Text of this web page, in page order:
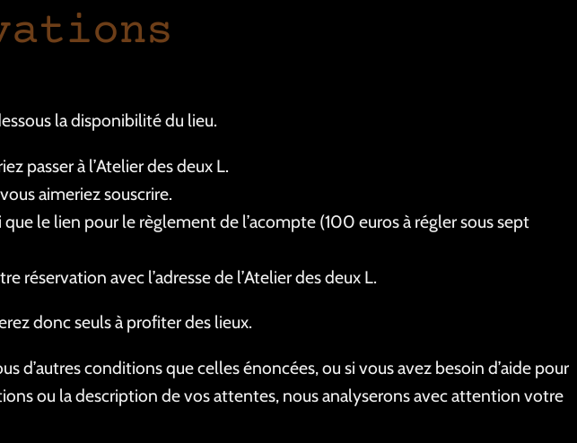
la disponibilité du lieu.
passer à l’Atelier des deux L.
aimeriez souscrire.
le lien pour le règlement de l’acompte (100 euros à régler sous sept
avec l’adresse de l’Atelier des deux L.
donc seuls à profiter des lieux.
d’autres conditions que celles énoncées, ou si vous avez besoin d’aide pour
ou la description de vos attentes, nous analyserons avec attention votre